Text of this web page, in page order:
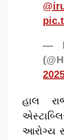
—
હાલ
આરોગ્ય